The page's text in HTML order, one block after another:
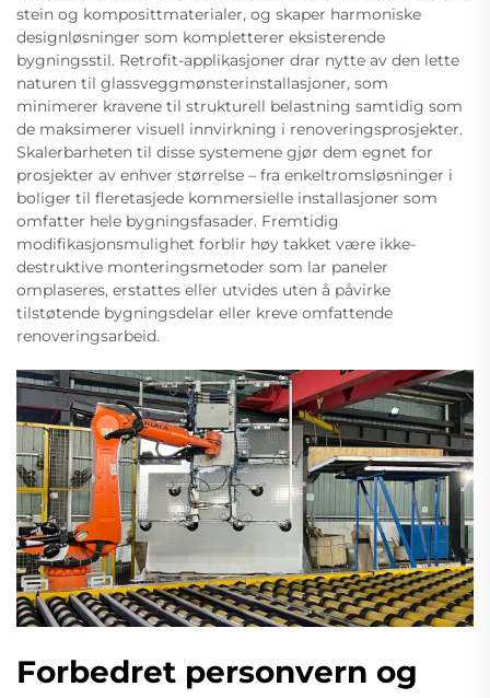
stein og komposittmaterialer, og skaper harmoniske
designløsninger som kompletterer eksisterende
bygningsstil. Retrofit-applikasjoner drar nytte av den lette
naturen til glassveggmønsterinstallasjoner, som
minimerer kravene til strukturell belastning samtidig som
de maksimerer visuell innvirkning i renoveringsprosjekter.
Skalerbarheten til disse systemene gjør dem egnet for
prosjekter av enhver størrelse – fra enkeltromsløsninger i
boliger til fleretasjede kommersielle installasjoner som
omfatter hele bygningsfasader. Fremtidig
modifikasjonsmulighet forblir høy takket være ikke-
destruktive monteringsmetoder som lar paneler
omplaseres, erstattes eller utvides uten å påvirke
tilstøtende bygningsdelar eller kreve omfattende
renoveringsarbeid.
Forbedret personvern og